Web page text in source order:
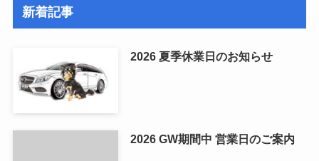
新着記事
2026 夏季休業日のお知らせ
2026 GW期間中 営業日のご案内